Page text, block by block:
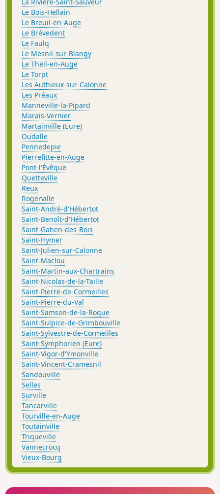
La Rivière-Saint-Sauveur
Le Bois-Hellain
Le Breuil-en-Auge
Le Brévedent
Le Faulq
Le Mesnil-sur-Blangy
Le Theil-en-Auge
Le Torpt
Les Authieux-sur-Calonne
Les Préaux
Manneville-la-Pipard
Marais-Vernier
Martainville (Eure)
Oudalle
Pennedepie
Pierrefitte-en-Auge
Pont-l'Évêque
Quetteville
Reux
Rogerville
Saint-André-d'Hébertot
Saint-Benoît-d'Hébertot
Saint-Gatien-des-Bois
Saint-Hymer
Saint-Julien-sur-Calonne
Saint-Maclou
Saint-Martin-aux-Chartrains
Saint-Nicolas-de-la-Taille
Saint-Pierre-de-Cormeilles
Saint-Pierre-du-Val
Saint-Samson-de-la-Roque
Saint-Sulpice-de-Grimbouville
Saint-Sylvestre-de-Cormeilles
Saint-Symphorien (Eure)
Saint-Vigor-d'Ymonville
Saint-Vincent-Cramesnil
Sandouville
Selles
Surville
Tancarville
Tourville-en-Auge
Toutainville
Triqueville
Vannecrocq
Vieux-Bourg